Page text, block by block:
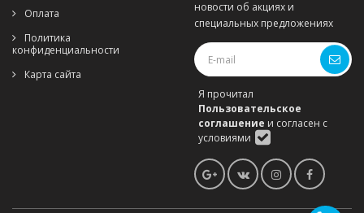
Оплата
Политика
конфиденциальности
Карта сайта
новости об акциях и
специальных предложениях
Я прочитал
Пользовательское
соглашение и согласен с
условиями